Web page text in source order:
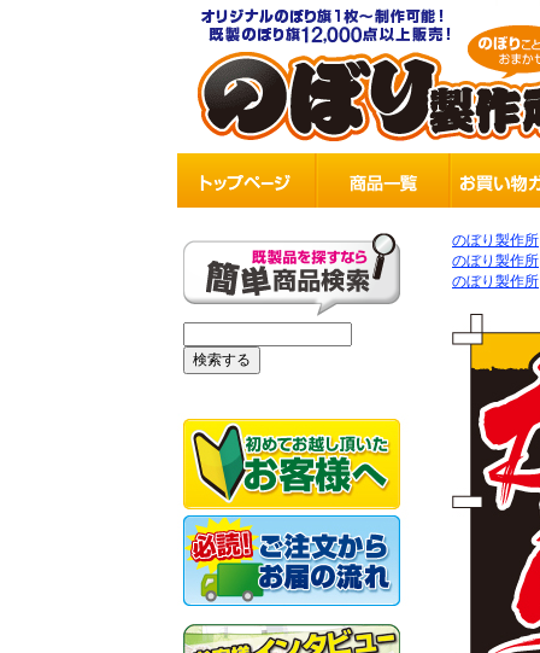
のぼり製作所
のぼり製作所
のぼり製作所